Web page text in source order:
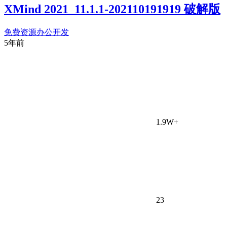
XMind 2021_11.1.1-202110191919 破解版
免费资源办公开发
5年前
1.9W+
23